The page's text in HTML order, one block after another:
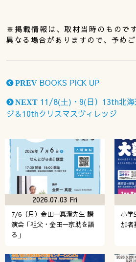
※掲載情報は、取材当時のもので
異なる場合がありますので、予めご
PREV BOOKS PICK UP
NEXT 11/8(土)・9(日）13th北海
ジ＆10thクリスマスヴィレッジ
7/6（月）金田一真澄先生 講
演会「祖父・金田一京助を語
る」
2026.07.03 Fri
小学
加者